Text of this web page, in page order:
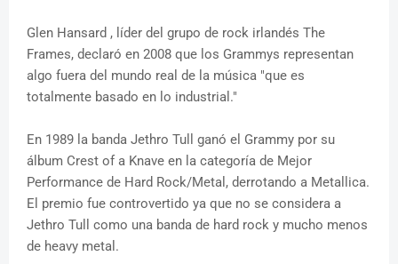
Glen Hansard , líder del grupo de rock irlandés The
Frames, declaró en 2008 que los Grammys representan
algo fuera del mundo real de la música "que es
totalmente basado en lo industrial."
En 1989 la banda Jethro Tull ganó el Grammy por su
álbum Crest of a Knave en la categoría de Mejor
Performance de Hard Rock/Metal, derrotando a Metallica.
El premio fue controvertido ya que no se considera a
Jethro Tull como una banda de hard rock y mucho menos
de heavy metal.